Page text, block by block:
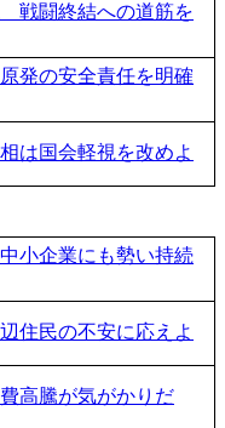
戦闘終結への道筋を
発の安全責任を明確
は国会軽視を改めよ
小企業にも勢い持続
住民の不安に応えよ
高騰が気がかりだ